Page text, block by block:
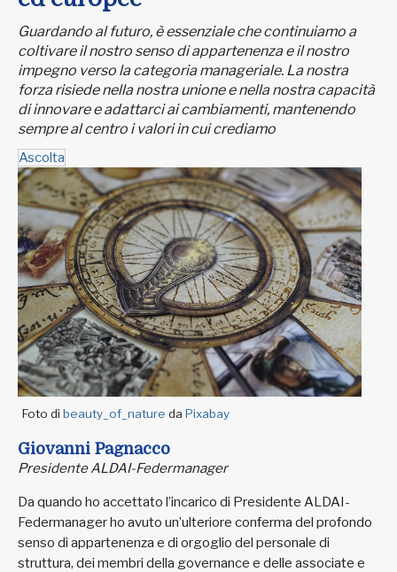
Guardando al futuro, è essenziale che continuiamo a
coltivare il nostro senso di appartenenza e il nostro
impegno verso la categoria manageriale. La nostra
forza risiede nella nostra unione e nella nostra capacità
di innovare e adattarci ai cambiamenti, mantenendo
sempre al centro i valori in cui crediamo
Ascolta
Foto di beauty_of_nature da Pixabay
Giovanni Pagnacco
Presidente ALDAI-Federmanager
Da quando ho accettato l’incarico di Presidente ALDAI-
Federmanager ho avuto un’ulteriore conferma del profondo
senso di appartenenza e di orgoglio del personale di
struttura, dei membri della governance e delle associate e